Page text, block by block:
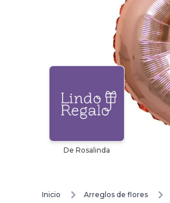
De Rosalinda
Inicio Arreglos de flores